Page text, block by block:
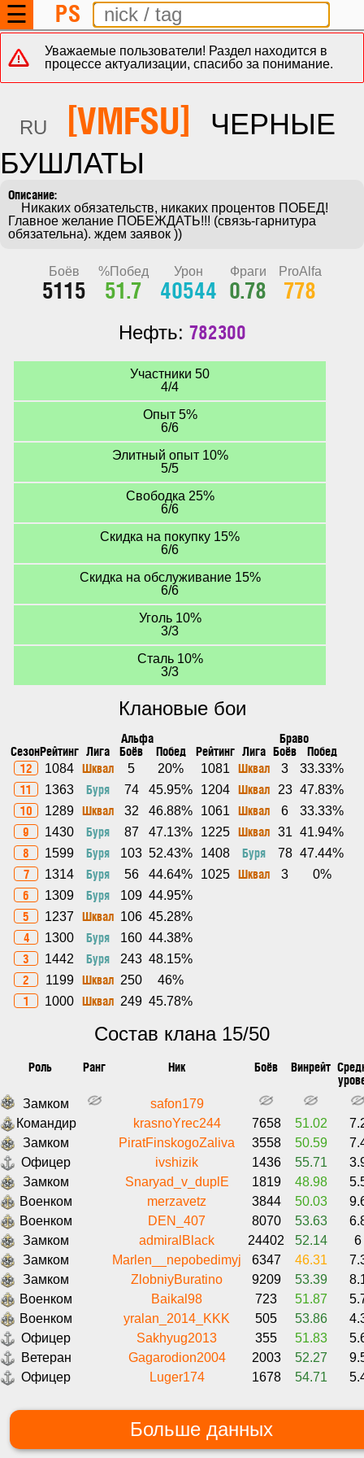
☰ PS
Уважаемые пользователи! Раздел находится в
процессе актуализации, спасибо за понимание.
RU [VMFSU]
ЧЕРНЫЕ
БУШЛАТЫ
Главное желание ПОБЕЖДАТЬ!!! (связь-гарнитура
обязательна). ждем заявок ))
Боёв
5115
%Побед
51.7
Урон
40544
Фраги
0.78
ProAlfa
778
Нефть: 782300
Участники 50
4/4
Опыт 5%
6/6
Элитный опыт 10%
5/5
Свободка 25%
6/6
Скидка на покупку 15%
6/6
Скидка на обслуживание 15%
6/6
Уголь 10%
3/3
Сталь 10%
3/3
Клановые бои
Альфа Браво
СезонРейтинг Лига Боёв Побед Рейтинг Лига Боёв
Побед
12
1084 Шквал 5 20% 1081 Шквал 3 33.33%
11 1363 Буря 74 45.95% 1204 Шквал 23 47.83%
10 1289 Шквал 32 46.88% 1061 Шквал 6 33.33%
9 1430 Буря 87 47.13% 1225 Шквал 31 41.94%
8 1599 Буря 103 52.43% 1408 Буря 78 47.44%
7 1314 Буря 56 44.64% 1025 Шквал 3 0%
6 1309 Буря 109 44.95%
5 1237 Шквал 106 45.28%
4 1300 Буря 160 44.38%
3 1442 Буря 243 48.15%
2 1199 Шквал 250 46%
1 1000 Шквал 249 45.78%
Состав клана 15/50
Роль Ранг Ник Боёв Винрейт
Замком
safon179
Командир
krasnoYrec244 7658 51.02
Замком
PiratFinskogoZaliva 3558 50.59
Офицер
ivshizik 1436 55.71
Замком
Snaryad_v_duplE 1819 48.98
Военком
merzavetz 3844 50.03
Военком
DEN_407 8070 53.63
Замком
admiralBlack 24402 52.14
6
Замком
Marlen__nepobedimyj 6347 46.31
Замком
ZlobniyBuratino 9209 53.39
Военком
Baikal98 723 51.87
Военком
yralan_2014_KKK 505 53.86
Офицер
Sakhyug2013 355 51.83
Ветеран
Gagarodion2004 2003 52.27
Офицер
Luger174 1678 54.71
Больше данных